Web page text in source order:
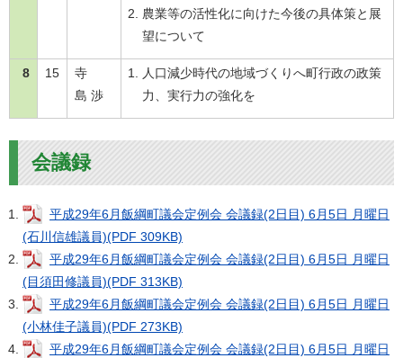
農業等の活性化に向けた今後の具体策と展
望について
8 15
寺
島 渉
人口減少時代の地域づくりへ町行政の政策
力、実行力の強化を
会議録
平成29年6月飯綱町議会定例会 会議録(2日目) 6月5日 月曜日
(石川信雄議員)(PDF 309KB)
平成29年6月飯綱町議会定例会 会議録(2日目) 6月5日 月曜日
(目須田修議員)(PDF 313KB)
平成29年6月飯綱町議会定例会 会議録(2日目) 6月5日 月曜日
(小林佳子議員)(PDF 273KB)
平成29年6月飯綱町議会定例会 会議録(2日目) 6月5日 月曜日